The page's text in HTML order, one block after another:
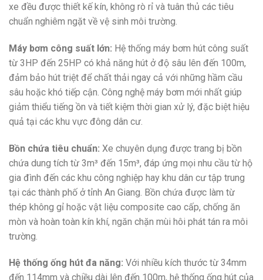
xe đều được thiết kế kín, không rò rỉ và tuân thủ các tiêu
chuẩn nghiêm ngặt về vệ sinh môi trường.
Máy bơm công suất lớn: Hệ thống máy bơm hút công suất
từ 3HP đến 25HP có khả năng hút ở độ sâu lên đến 100m,
đảm bảo hút triệt để chất thải ngay cả với những hầm cầu
sâu hoặc khó tiếp cận. Công nghệ máy bơm mới nhất giúp
giảm thiểu tiếng ồn và tiết kiệm thời gian xử lý, đặc biệt hiệu
quả tại các khu vực đông dân cư.
Bồn chứa tiêu chuẩn: Xe chuyên dụng được trang bị bồn
chứa dung tích từ 3m³ đến 15m³, đáp ứng mọi nhu cầu từ hộ
gia đình đến các khu công nghiệp hay khu dân cư tập trung
tại các thành phố ở tỉnh An Giang. Bồn chứa được làm từ
thép không gỉ hoặc vật liệu composite cao cấp, chống ăn
mòn và hoàn toàn kín khí, ngăn chặn mùi hôi phát tán ra môi
trường.
Hệ thống ống hút đa năng: Với nhiều kích thước từ 34mm
đến 114mm và chiều dài lên đến 100m, hệ thống ống hút của